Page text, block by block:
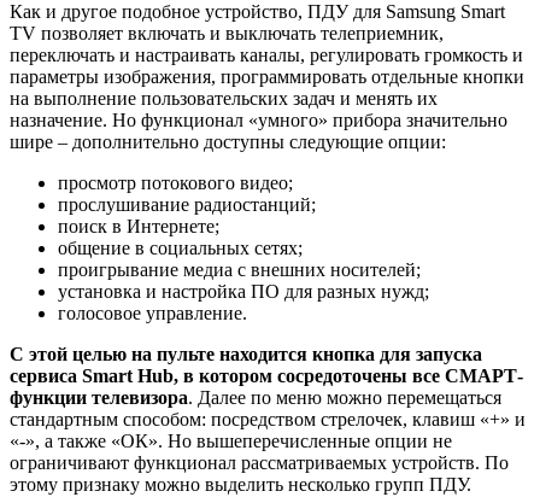
Как и другое подобное устройство, ПДУ для Samsung Smart
TV позволяет включать и выключать телеприемник,
переключать и настраивать каналы, регулировать громкость и
параметры изображения, программировать отдельные кнопки
на выполнение пользовательских задач и менять их
назначение. Но функционал «умного» прибора значительно
шире – дополнительно доступны следующие опции:
просмотр потокового видео;
прослушивание радиостанций;
поиск в Интернете;
общение в социальных сетях;
проигрывание медиа с внешних носителей;
установка и настройка ПО для разных нужд;
голосовое управление.
С этой целью на пульте находится кнопка для запуска
сервиса Smart Hub, в котором сосредоточены все СМАРТ-
функции телевизора. Далее по меню можно перемещаться
стандартным способом: посредством стрелочек, клавиш «+» и
«-», а также «ОК». Но вышеперечисленные опции не
ограничивают функционал рассматриваемых устройств. По
этому признаку можно выделить несколько групп ПДУ.